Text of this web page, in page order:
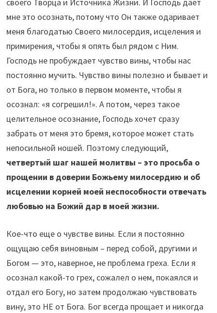
своего Творца и Источника Жизни. И Господь даёт
мне это осознать, потому что Он также одаривает
меня благодатью Своего милосердия, исцеления и
примирения, чтобы я опять был рядом с Ним.
Господь не пробуждает чувство вины, чтобы нас
постоянно мучить. Чувство вины полезно и бывает и
от Бога, но только в первом моменте, чтобы я
осознал: «я согрешил!». А потом, через такое
целительное осознание, Господь хочет сразу
забрать от меня это бремя, которое может стать
непосильной ношей. Поэтому следующий,
четвертый шаг нашей молитвы – это просьба о
прощении в доверии Божьему милосердию и об
исцелении корней моей неспособности отвечать
любовью на Божий дар в моей жизни.
Кое-что еще о чувстве вины. Если я постоянно
ощущаю себя виновным – перед собой, другими и
Богом — это, наверное, не проблема греха. Если я
осознал какой-то грех, сожалел о нем, покаялся и
отдал его Богу, но затем продолжаю чувствовать
вину, это НЕ от Бога. Бог всегда прощает и никогда